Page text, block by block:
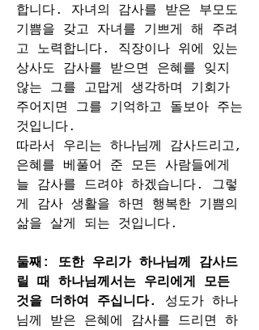
합니다. 자녀의 감사를 받은 부모도
기쁨을 갖고 자녀를 기쁘게 해 주려
고 노력합니다. 직장이나 위에 있는
상사도 감사를 받으면 은혜를 잊지
않는 그를 고맙게 생각하며 기회가
주어지면 그를 기억하고 돌보아 주는
것입니다.
따라서 우리는 하나님께 감사드리고,
은혜를 베풀어 준 모든 사람들에게
늘 감사를 드려야 하겠습니다. 그렇
게 감사 생활을 하면 행복한 기쁨의
삶을 살게 되는 것입니다.
둘째: 또한 우리가 하나님께 감사드
릴 때 하나님께서는 우리에게 모든
것을 더하여 주십니다. 성도가 하나
님께 받은 은혜에 감사를 드리면 하